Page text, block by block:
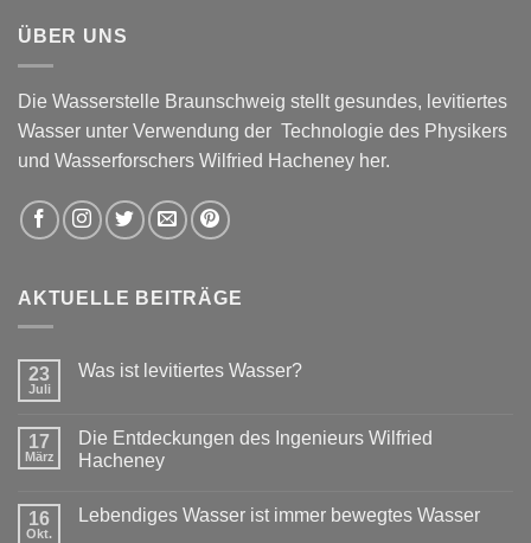
ÜBER UNS
Die Wasserstelle Braunschweig stellt gesundes, levitiertes
Wasser unter Verwendung der Technologie des Physikers
und Wasserforschers Wilfried Hacheney her.
AKTUELLE BEITRÄGE
23
Juli
Was ist levitiertes Wasser?
17
März
Die Entdeckungen des Ingenieurs Wilfried
Hacheney
16
Okt.
Lebendiges Wasser ist immer bewegtes Wasser